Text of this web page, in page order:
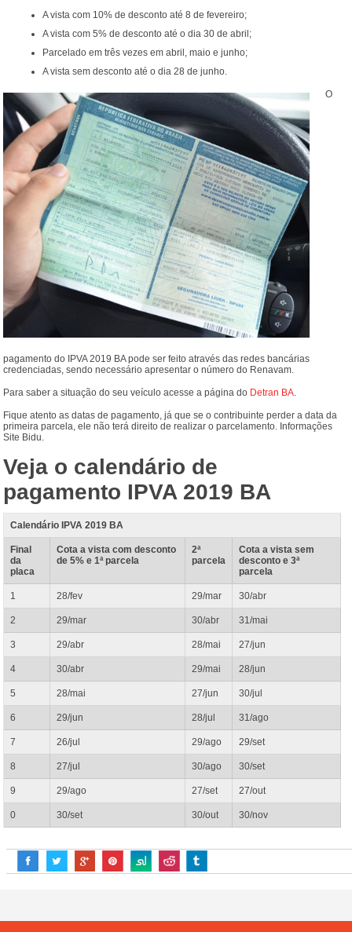
A vista com 10% de desconto até 8 de fevereiro;
A vista com 5% de desconto até o dia 30 de abril;
Parcelado em três vezes em abril, maio e junho;
A vista sem desconto até o dia 28 de junho.
O
pagamento do IPVA 2019 BA pode ser feito através das redes bancárias
credenciadas, sendo necessário apresentar o número do Renavam.
Para saber a situação do seu veículo acesse a página do Detran BA
Fique atento as datas de pagamento, já que se o contribuinte perder a data da
primeira parcela, ele não terá direito de realizar o parcelamento. Informações
Site Bidu.
Veja o calendário de
pagamento IPVA 2019 BA
Calendário IPVA 2019 BA
Final
da
placa
Cota a vista com desconto
de 5% e 1ª parcela
2ª
parcela
Cota a vista sem
desconto e 3ª
parcela
1 28/fev 29/mar 30/abr
2 29/mar 30/abr 31/mai
3 29/abr 28/mai 27/jun
4 30/abr 29/mai 28/jun
5 28/mai 27/jun 30/jul
6 29/jun 28/jul 31/ago
7 26/jul 29/ago 29/set
8 27/jul 30/ago 30/set
9 29/ago 27/set 27/out
0 30/set 30/out 30/nov